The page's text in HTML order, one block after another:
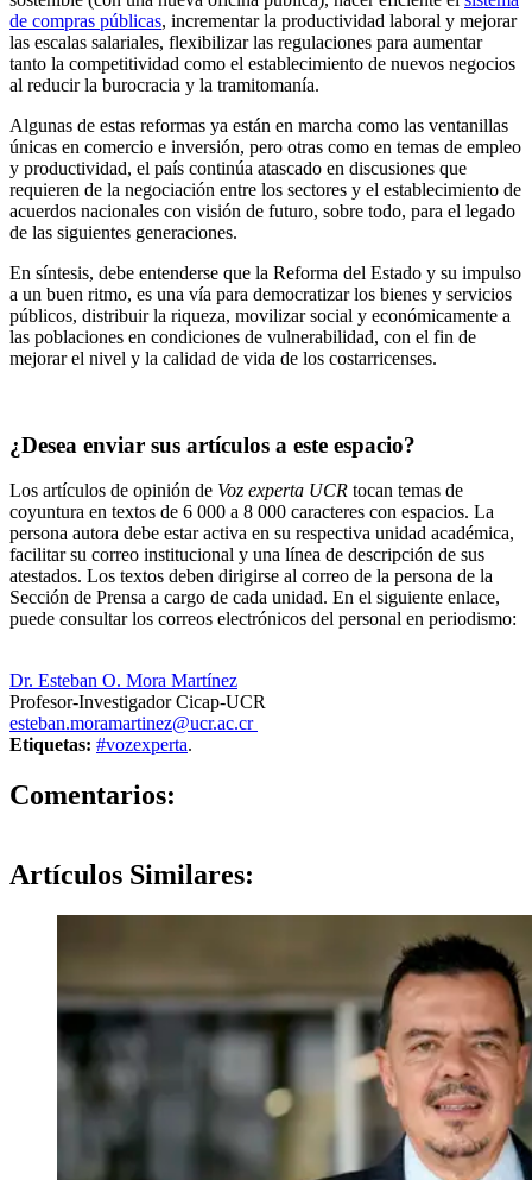
de compras públicas, incrementar la productividad laboral y mejorar
las escalas salariales, flexibilizar las regulaciones para aumentar
tanto la competitividad como el establecimiento de nuevos negocios
al reducir la burocracia y la tramitomanía.
Algunas de estas reformas ya están en marcha como las ventanillas
únicas en comercio e inversión, pero otras como en temas de empleo
y productividad, el país continúa atascado en discusiones que
requieren de la negociación entre los sectores y el establecimiento de
acuerdos nacionales con visión de futuro, sobre todo, para el legado
de las siguientes generaciones.
En síntesis, debe entenderse que la Reforma del Estado y su impulso
a un buen ritmo, es una vía para democratizar los bienes y servicios
públicos, distribuir la riqueza, movilizar social y económicamente a
las poblaciones en condiciones de vulnerabilidad, con el fin de
mejorar el nivel y la calidad de vida de los costarricenses.
¿Desea enviar sus artículos a este espacio?
Los artículos de opinión de Voz experta UCR tocan temas de
coyuntura en textos de 6 000 a 8 000 caracteres con espacios. La
persona autora debe estar activa en su respectiva unidad académica,
facilitar su correo institucional y una línea de descripción de sus
atestados. Los textos deben dirigirse al correo de la persona de la
Sección de Prensa a cargo de cada unidad. En el siguiente enlace,
puede consultar los correos electrónicos del personal en periodismo:
Dr. Esteban O. Mora Martínez
Profesor-Investigador Cicap-UCR
esteban.moramartinez@ucr.ac.cr
Etiquetas: #vozexperta.
Comentarios:
Artículos Similares: